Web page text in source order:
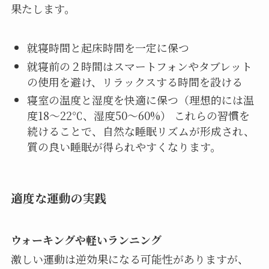
果たします。
就寝時間と起床時間を一定に保つ
就寝前の２時間はスマートフォンやタブレット
の使用を避け、リラックスする時間を設ける
寝室の温度と湿度を快適に保つ（理想的には温
度18〜22℃、湿度50〜60%） これらの習慣を
続けることで、自然な睡眠リズムが形成され、
質の良い睡眠が得られやすくなります。
適度な運動の実践
ウォーキングや軽いランニング
激しい運動は逆効果になる可能性がありますが、